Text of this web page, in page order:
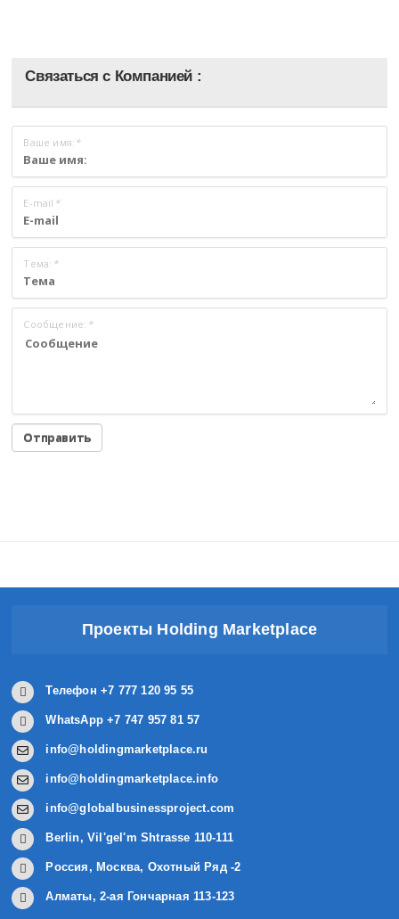
Связаться с Компанией :
Ваше имя: *
E-mail *
Тема: *
Сообщение: *
Проекты Holding Marketplace
Телефон +7 777 120 95 55
WhatsApp +7 747 957 81 57
info@holdingmarketplace.ru
info@holdingmarketplace.info
info@globalbusinessproject.com
Berlin, Vil'gel'm Shtrasse 110-111
Россия, Москва, Охотный Ряд -2
Алматы, 2-ая Гончарная 113-123